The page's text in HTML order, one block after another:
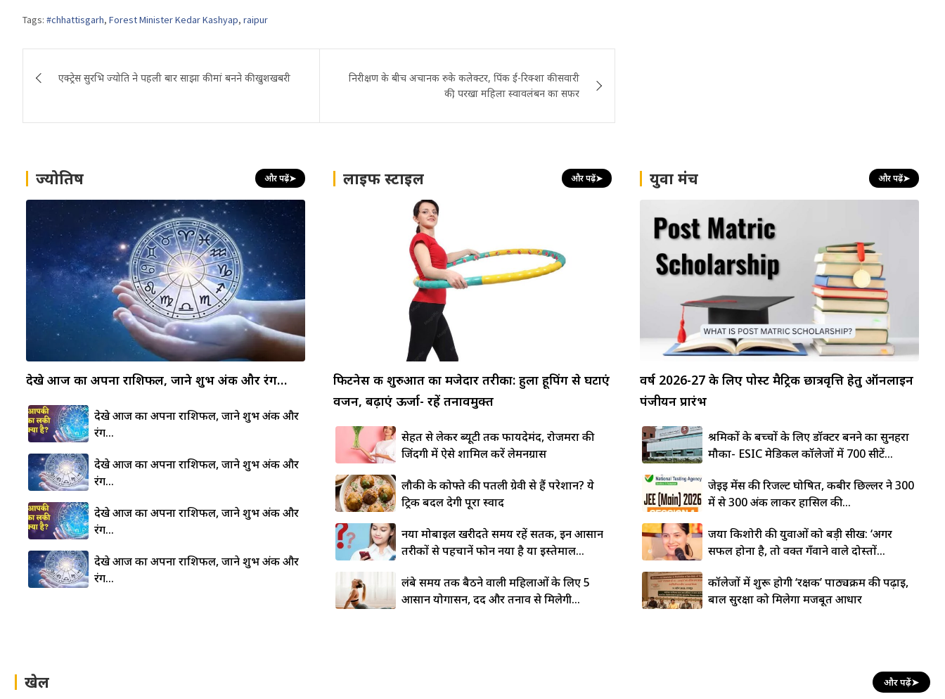
Tags: #chhattisgarh, Forest Minister Kedar Kashyap, raipur
navigation
एक्ट्रेस सुरभि ज्योति ने पहली बार साझा की मां बनने की खुशखबरी
निरीक्षण के बीच अचानक रुके कलेक्टर, पिंक ई-रिक्शा की सवारी
की, परखा महिला स्वावलंबन का सफर
ज्योतिष और पढ़ें➤
देखे आज का अपना राशिफल, जाने शुभ अंक और रंग…
देखे आज का अपना राशिफल, जाने शुभ अंक और
रंग…
देखे आज का अपना राशिफल, जाने शुभ अंक और
रंग…
देखे आज का अपना राशिफल, जाने शुभ अंक और
रंग…
देखे आज का अपना राशिफल, जाने शुभ अंक और
रंग…
लाइफ स्टाइल और पढ़ें➤
फिटनेस की शुरुआत का मजेदार तरीका: हुला हूपिंग से घटाएं
वजन, बढ़ाएं ऊर्जा- रहें तनावमुक्त
सेहत से लेकर ब्यूटी तक फायदेमंद, रोजमर्रा की
जिंदगी में ऐसे शामिल करें लेमनग्रास
लौकी के कोफ्ते की पतली ग्रेवी से हैं परेशान? ये
ट्रिक बदल देगी पूरा स्वाद
नया मोबाइल खरीदते समय रहें सतर्क, इन आसान
तरीकों से पहचानें फोन नया है या इस्तेमाल...
लंबे समय तक बैठने वाली महिलाओं के लिए 5
आसान योगासन, दर्द और तनाव से मिलेगी...
युवा मंच और पढ़ें➤
वर्ष 2026-27 के लिए पोस्ट मैट्रिक छात्रवृत्ति हेतु ऑनलाइन
पंजीयन प्रारंभ
श्रमिकों के बच्चों के लिए डॉक्टर बनने का सुनहरा
मौका- ESIC मेडिकल कॉलेजों में 700 सीटें...
जेईई मेंस की रिजल्ट घोषित, कबीर छिल्लर ने 300
में से 300 अंक लाकर हासिल की...
जया किशोरी की युवाओं को बड़ी सीख: ‘अगर
सफल होना है, तो वक्त गँवाने वाले दोस्तों...
कॉलेजों में शुरू होगी ‘रक्षक’ पाठ्यक्रम की पढ़ाई,
बाल सुरक्षा को मिलेगा मजबूत आधार
खेल और पढ़ें➤